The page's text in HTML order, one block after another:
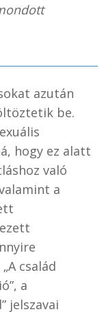
azután
be.
hogy ez alatt
való
a
család
a
jelszavai